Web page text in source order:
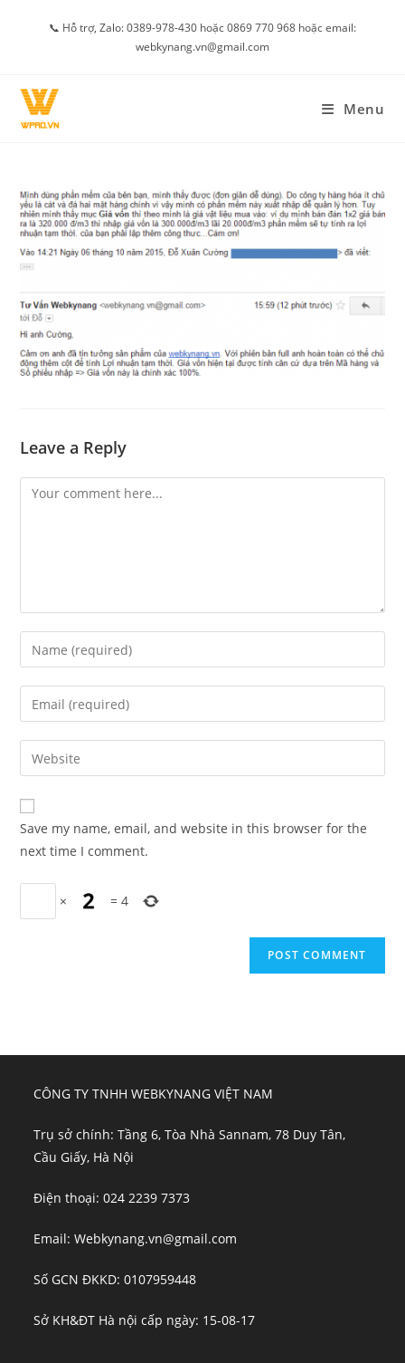
📞 Hỗ trợ, Zalo: 0389-978-430 hoặc 0869 770 968 hoặc email:
webkynang.vn@gmail.com
Menu
Leave a Reply
Comment
Enter
your
name
comment
Enter
your
email
address
comment
Enter
your
website
URL
(optional)
Save my name, email, and website in this browser for the
next time I comment.
× =4
CÔNG TY TNHH WEBKYNANG VIỆT NAM
Trụ sở chính: Tầng 6, Tòa Nhà Sannam, 78 Duy Tân,
Cầu Giấy, Hà Nội
Điện thoại: 024 2239 7373
Email: Webkynang.vn@gmail.com
Số GCN ĐKKD: 0107959448
Sở KH&ĐT Hà nội cấp ngày: 15-08-17